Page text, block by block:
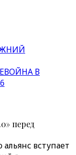
ВОЙНА В
перед
вступает